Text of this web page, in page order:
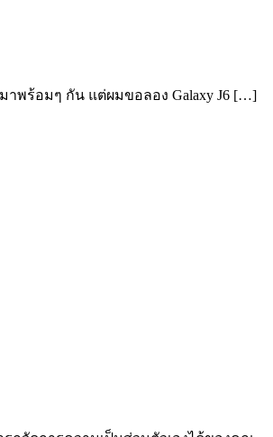
มาพร้อมๆ กัน แต่ผมขอลอง Galaxy J6 […]